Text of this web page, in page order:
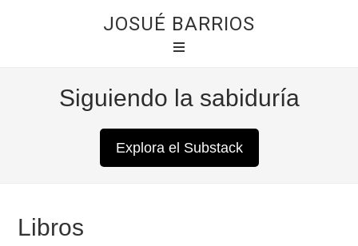
JOSUÉ BARRIOS
Siguiendo la sabiduría
Explora el Substack
Libros